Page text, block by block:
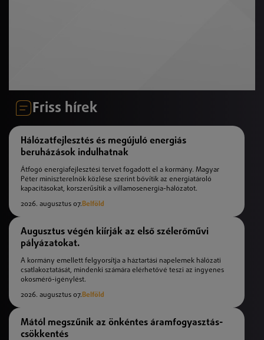
Friss hírek
Hálózatfejlesztés és megújuló energiás
beruházások indulhatnak
Átfogó energiafejlesztési tervet fogadott el a kormány. Magyar
Péter miniszterelnök közlése szerint bővítik az energiatároló
kapacitásokat, korszerűsítik a villamosenergia-hálózatot.
2026. augusztus 07.Belföld
Augusztus végén kiírják az első szélerőművi
pályázatokat.
A kormány emellett felgyorsítja a háztartási napelemek hálózati
csatlakoztatását, mindenki számára elérhetővé teszi az ingyenes
okosmérő-igénylést.
2026. augusztus 07.Belföld
Mától megszűnik az önkéntes áramfogyasztás-
csökkentés